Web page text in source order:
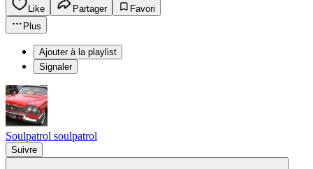
Like Partager
Favori
Plus
Ajouter à la playlist
Signaler
Soulpatrol soulpatrol
Suivre